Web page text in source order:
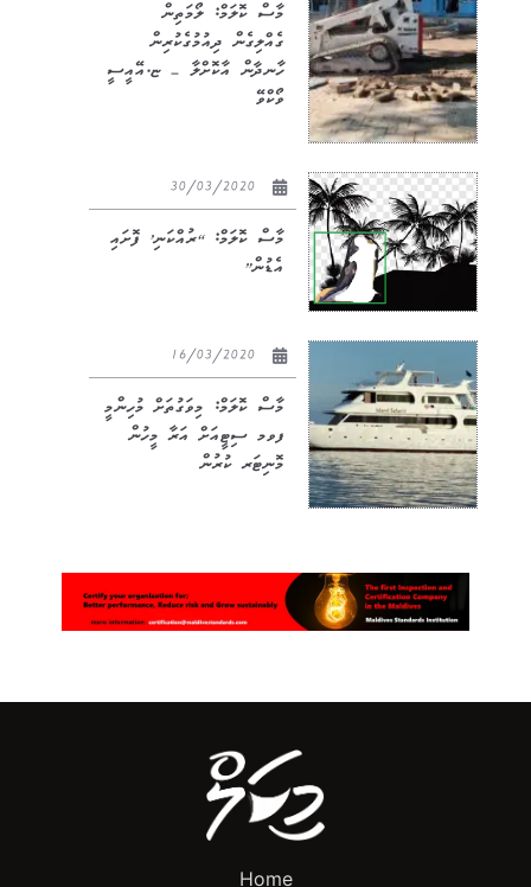
މާސް ކޮލަމް: ލޯމަތިން
ގެއްލިގެން ދިއުމުގެކުރިން
ހާނދާން އާކޮށްލާ – ޏ.އޭއީސީ
ވޯކްވޭ
މާސް ކޮލަމް: “ރުއްކަނި’ ފޮށައި
އެޑުން”
މާސް ކޮލަމް: މިވަގުތަށް މުހިންމީ
ފވމ ސިޓީއަށް އަރާ މީހުން
މޮނިޓަރ ކުރުން
Home